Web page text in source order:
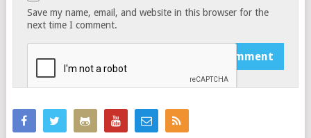
Save my name, email, and website in this browser for the
next time I comment.